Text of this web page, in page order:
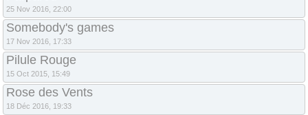
25 Nov 2016, 22:00
Somebody's games
17 Nov 2016, 17:33
Pilule Rouge
15 Oct 2015, 15:49
Rose des Vents
18 Déc 2016, 19:33